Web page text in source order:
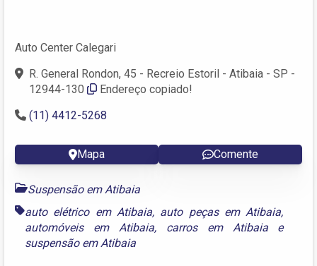
Auto Center Calegari
R. General Rondon, 45 - Recreio Estoril - Atibaia - SP -
12944-130
Endereço copiado!
(11) 4412-5268
Mapa Comente
Suspensão em Atibaia
auto elétrico em Atibaia, auto peças em Atibaia,
automóveis em Atibaia, carros em Atibaiae
suspensão em Atibaia